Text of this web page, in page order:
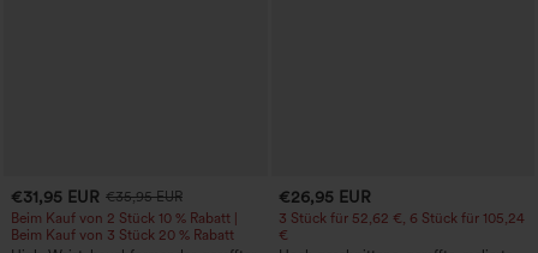
€31,95 EUR €35,95 EUR
Beim Kauf von 2 Stück 10 % Rabatt |
Beim Kauf von 3 Stück 20 % Rabatt
€26,95 EUR
3 Stück für 52,62 €, 6 Stück für 105,24
€